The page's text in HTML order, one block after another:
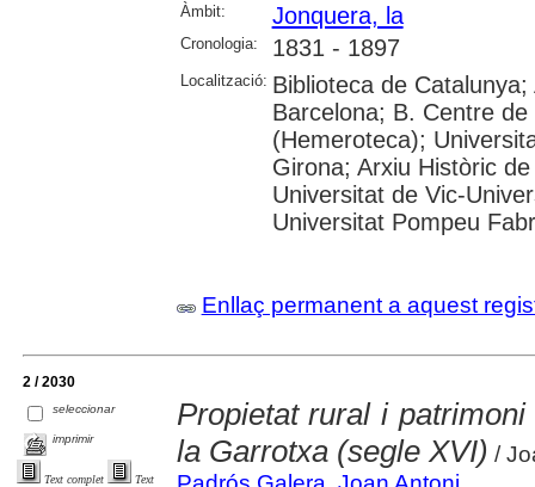
Àmbit: Jonquera, la
Cronologia: 1831 - 1897
Localització: Biblioteca de
Barcelona; B. Centre
(Hemeroteca);
Girona; Arxiu Històric
Universitat de Vic-
Universitat Pompeu
Enllaç permanent a aquest
2 / 2030
seleccionar
imprimir
Text complet
Text
Propietat rural i
la Garrotxa (segle XVI) /